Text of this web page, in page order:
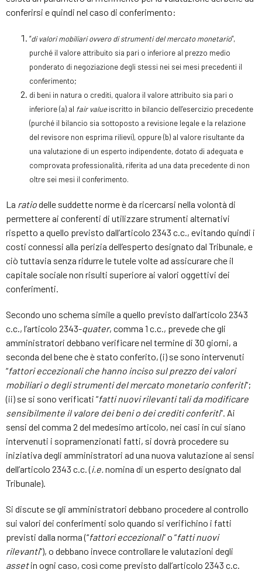
conferirsi e quindi nel caso di conferimento:
“di valori mobiliari ovvero di strumenti del mercato monetario”,
purché il valore attribuito sia pari o inferiore al prezzo medio
ponderato di negoziazione degli stessi nei sei mesi precedenti il
conferimento;
di beni in natura o crediti, qualora il valore attribuito sia pari o
inferiore (a) al fair valueiscritto in bilancio dell’esercizio precedente
(purché il bilancio sia sottoposto a revisione legale e la relazione
del revisore non esprima rilievi), oppure (b) al valore risultante da
una valutazione di un esperto indipendente, dotato di adeguata e
comprovata professionalità, riferita ad una data precedente di non
oltre sei mesi il conferimento.
La ratiodelle suddette norme è da ricercarsi nella volontà di
permettere ai conferenti di utilizzare strumenti alternativi
rispetto a quello previsto dall’articolo 2343 c.c., evitando quindi i
costi connessi alla perizia dell’esperto designato dal Tribunale, e
ciò tuttavia senza ridurre le tutele volte ad assicurare che il
capitale sociale non risulti superiore ai valori oggettivi dei
conferimenti.
Secondo uno schema simile a quello previsto dall’articolo 2343
c.c., l’articolo 2343-quater, comma 1 c.c., prevede che gli
amministratori debbano verificare nel termine di 30 giorni, a
seconda del bene che è stato conferito, (i) se sono intervenuti
“fattori eccezionali che hanno inciso sul prezzo dei valori
mobiliari o degli strumenti del mercato monetario conferiti”;
(ii) se si sono verificati “fatti nuovi rilevanti tali da modificare
sensibilmente il valore dei beni o dei crediti conferiti”. Ai
sensi del comma 2 del medesimo articolo, nei casi in cui siano
intervenuti i sopramenzionati fatti, si dovrà procedere su
iniziativa degli amministratori ad una nuova valutazione ai sensi
dell’articolo 2343 c.c. (i.e.nomina di un esperto designato dal
Tribunale).
Si discute se gli amministratori debbano procedere al controllo
sui valori dei conferimenti solo quando si verifichino i fatti
previsti dalla norma (“fattori eccezionali” o “fatti nuovi
rilevanti”), o debbano invece controllare le valutazioni degli
assetin ogni caso, così come previsto dall’articolo 2343 c.c.